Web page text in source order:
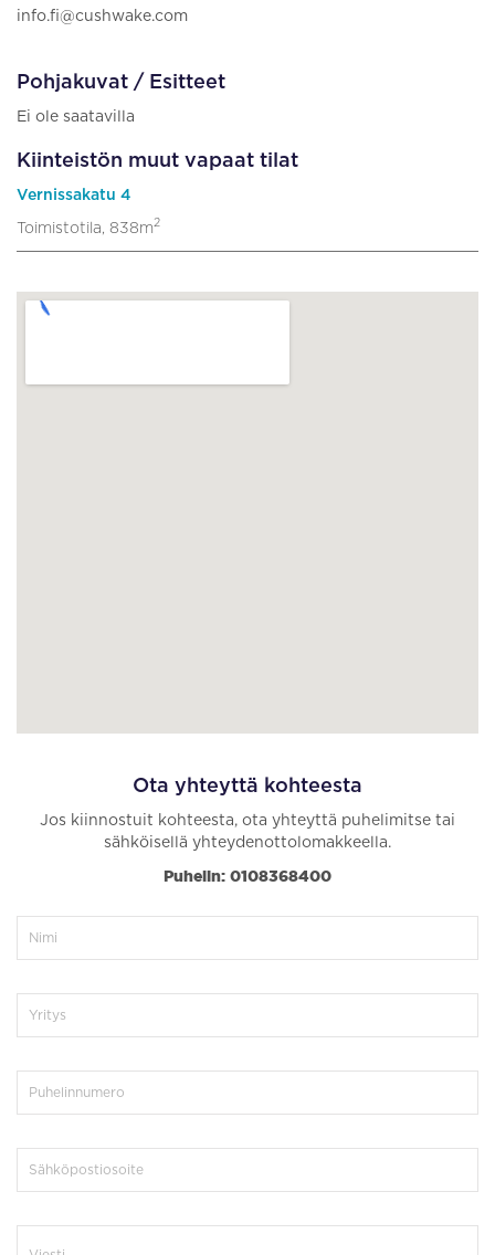
info.fi@cushwake.com
Pohjakuvat / Esitteet
Ei ole saatavilla
Kiinteistön muut vapaat tilat
Vernissakatu 4
Toimistotila, 838m2
Ota yhteyttä kohteesta
Jos kiinnostuit kohteesta, ota yhteyttä puhelimitse tai
sähköisellä yhteydenottolomakkeella.
Puhelin: 0108368400